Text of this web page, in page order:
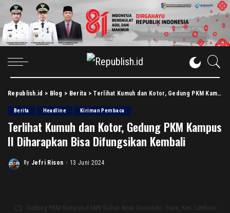
Republish.id > Blog > Berita > Terlihat Kumuh dan Kotor, Gedung PKM Kampus II Diharapkan Bisa Difungsikan Kembali
Berita Headline Kiriman Pembaca
Terlihat Kumuh dan Kotor, Gedung PKM Kampus
II Diharapkan Bisa Difungsikan Kembali
Posted
By Jefri Rison 13 Juni 2024
Gedung PKM Kampus II IAIN Sultan Amai Gorontalo. Pone, Kec. Limboto